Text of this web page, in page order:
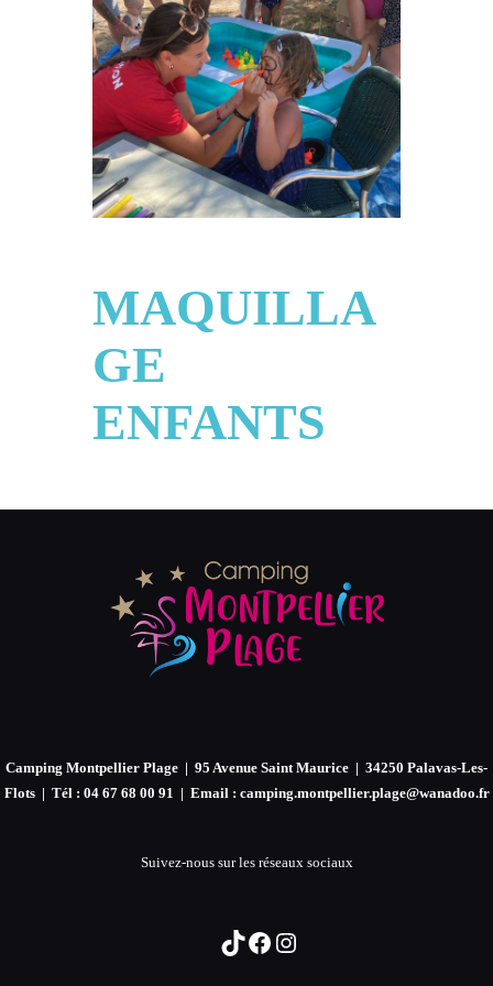
Tourisme
Contact
MAQUILLA
GE
ENFANTS
Camping Montpellier Plage | 95 Avenue Saint Maurice | 34250 Palavas-Les-
Flots | Tél : 04 67 68 00 91 | Email : camping.montpellier.plage@wanadoo.fr
Suivez-nous sur les réseaux sociaux
TikTok
Facebook
Instagram